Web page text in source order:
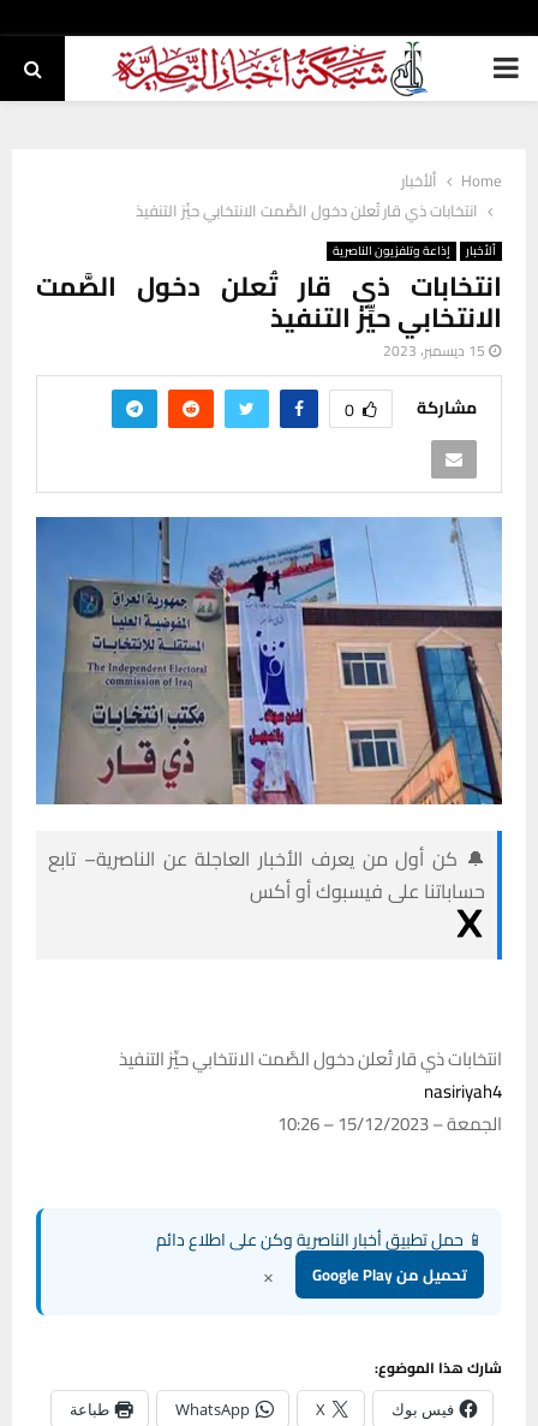
PRIMARY
Home
ألأخبار
انتخابات ذي قار تُعلن دخول الصَّمت الانتخابي حيِّز التنفيذ
ألأخبار إذاعة وتلفزيون الناصرية
انتخابات ذي قار تُعلن دخول الصَّمت
الانتخابي حيِّز التنفيذ
15 ديسمبر، 2023
مشاركة 0
🔔 كن أول من يعرف الأخبار العاجلة عن الناصرية– تابع
حساباتنا على فيسبوك أو أكس
انتخابات ذي قار تُعلن دخول الصَّمت الانتخابي حيِّز التنفيذ
nasiriyah4
الجمعة – 15/12/2023 – 10:26
📱 حمل تطبيق أخبار الناصرية وكن على اطلاع دائم
تحميل من Google Play ×
شارك هذا الموضوع:
فيس بوك X
WhatsApp طباعة